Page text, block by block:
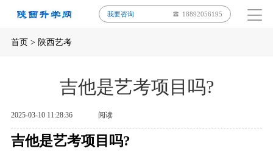
我要咨询 18892056195
首页> 陕西艺考
吉他是艺考项目吗?
2025-03-10 11:28:36 阅读
吉他是艺考项目吗?